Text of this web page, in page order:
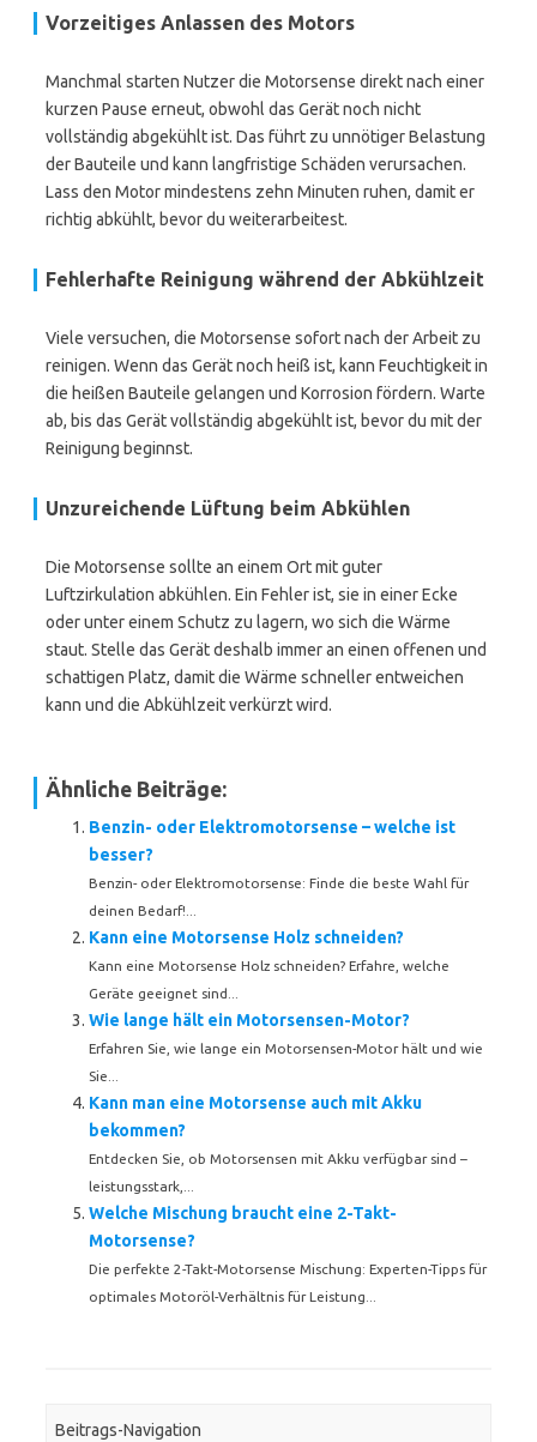
Vorzeitiges Anlassen des Motors
Manchmal starten Nutzer die Motorsense direkt nach einer
kurzen Pause erneut, obwohl das Gerät noch nicht
vollständig abgekühlt ist. Das führt zu unnötiger Belastung
der Bauteile und kann langfristige Schäden verursachen.
Lass den Motor mindestens zehn Minuten ruhen, damit er
richtig abkühlt, bevor du weiterarbeitest.
Fehlerhafte Reinigung während der Abkühlzeit
Viele versuchen, die Motorsense sofort nach der Arbeit zu
reinigen. Wenn das Gerät noch heiß ist, kann Feuchtigkeit in
die heißen Bauteile gelangen und Korrosion fördern. Warte
ab, bis das Gerät vollständig abgekühlt ist, bevor du mit der
Reinigung beginnst.
Unzureichende Lüftung beim Abkühlen
Die Motorsense sollte an einem Ort mit guter
Luftzirkulation abkühlen. Ein Fehler ist, sie in einer Ecke
oder unter einem Schutz zu lagern, wo sich die Wärme
staut. Stelle das Gerät deshalb immer an einen offenen und
schattigen Platz, damit die Wärme schneller entweichen
kann und die Abkühlzeit verkürzt wird.
Ähnliche Beiträge:
Benzin- oder Elektromotorsense – welche ist
besser?
Benzin- oder Elektromotorsense: Finde die beste Wahl für
deinen Bedarf!...
Kann eine Motorsense Holz schneiden?
Kann eine Motorsense Holz schneiden? Erfahre, welche
Geräte geeignet sind...
Wie lange hält ein Motorsensen-Motor?
Erfahren Sie, wie lange ein Motorsensen-Motor hält und wie
Sie...
Kann man eine Motorsense auch mit Akku
bekommen?
Entdecken Sie, ob Motorsensen mit Akku verfügbar sind –
leistungsstark,...
Welche Mischung braucht eine 2-Takt-
Motorsense?
Die perfekte 2-Takt-Motorsense Mischung: Experten-Tipps für
optimales Motoröl-Verhältnis für Leistung...
Beitrags-Navigation